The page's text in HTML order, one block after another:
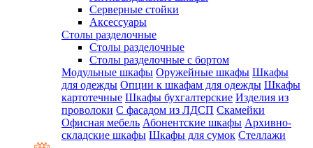
Серверные стойки
Аксессуары
Столы разделочные
Столы разделочные
Столы разделочные с бортом
Модульные шкафы Оружейные шкафы Шкафы
для одежды Опции к шкафам для одежды Шкафы
картотечные Шкафы бухгалтерские Изделия из
проволоки С фасадом из ЛДСП Скамейки
Офисная мебель Абонентские шкафы Архивно-
складские шкафы Шкафы для сумок Стеллажи